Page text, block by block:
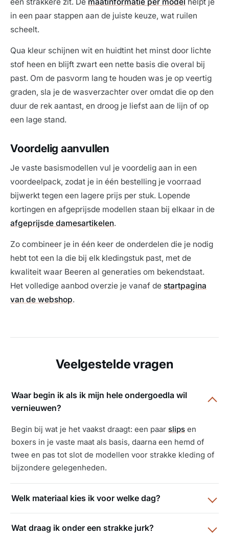
in een paar stappen aan de juiste keuze, wat ruilen
scheelt.
Qua kleur schijnen wit en huidtint het minst door lichte
stof heen en blijft zwart een nette basis die overal bij
past. Om de pasvorm lang te houden was je op veertig
graden, sla je de wasverzachter over omdat die op den
duur de rek aantast, en droog je liefst aan de lijn of op
een lage stand.
Voordelig aanvullen
Je vaste basismodellen vul je voordelig aan in een
voordeelpack, zodat je in één bestelling je voorraad
bijwerkt tegen een lagere prijs per stuk. Lopende
kortingen en afgeprijsde modellen staan bij elkaar in de
afgeprijsde damesartikelen.
Zo combineer je in één keer de onderdelen die je nodig
hebt tot een la die bij elk kledingstuk past, met de
kwaliteit waar Beeren al generaties om bekendstaat.
Het volledige aanbod overzie je vanaf de startpagina
van de webshop.
Veelgestelde vragen
Waar begin ik als ik mijn hele ondergoedla wil
vernieuwen?
Begin bij wat je het vaakst draagt: een paar slips en
boxers in je vaste maat als basis, daarna een hemd of
twee en pas tot slot de modellen voor strakke kleding of
bijzondere gelegenheden.
Welk materiaal kies ik voor welke dag?
Wat draag ik onder een strakke jurk?